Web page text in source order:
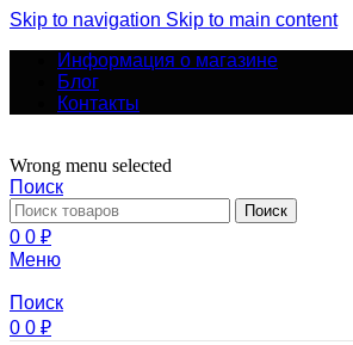
Skip to navigation Skip to main content
Информация о магазине
Блог
Контакты
Wrong menu selected
Поиск
Поиск
0 0 ₽
Меню
Поиск
0 0 ₽